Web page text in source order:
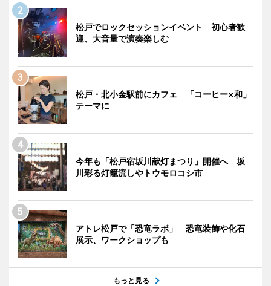
松戸でロックセッションイベント 初心者歓
迎、大音量で演奏楽しむ
松戸・北小金駅前にカフェ 「コーヒー×和」
テーマに
今年も「松戸宿坂川献灯まつり」開催へ 坂
川彩る灯籠流しやトウモロコシ市
アトレ松戸で「恐竜ラボ」 恐竜装飾や化石
展示、ワークショップも
もっと見る